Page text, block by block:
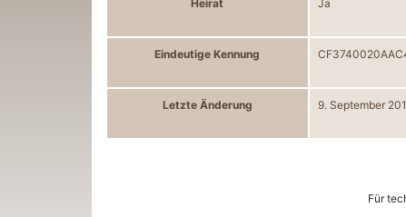
Heirat Ja
Eindeutige Kennung
Letzte Änderung 9. September
Für